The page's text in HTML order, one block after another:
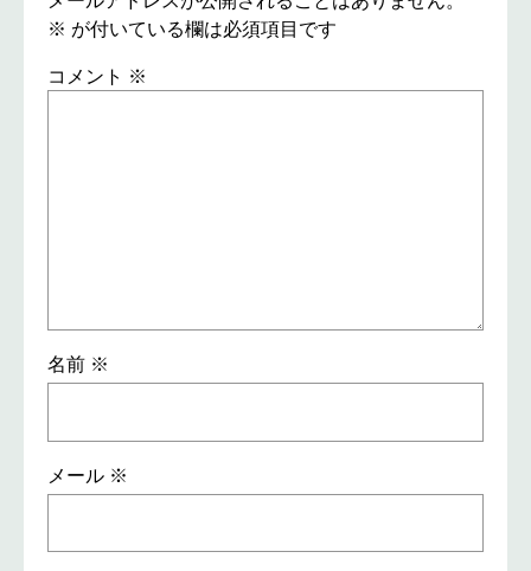
※ が付いている欄は必須項目です
コメント ※
名前 ※
メール ※